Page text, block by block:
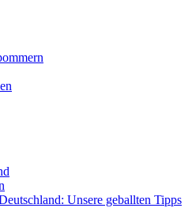
Unsere geballten Tipps